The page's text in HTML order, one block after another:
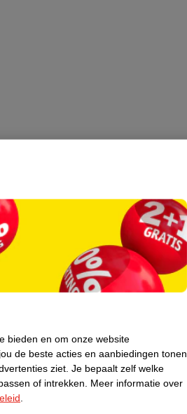
Kruidvat
bieden en om onze website
de beste acties en aanbiedingen tonen
ziet. Je bepaalt zelf welke
of intrekken.
Meer informatie over